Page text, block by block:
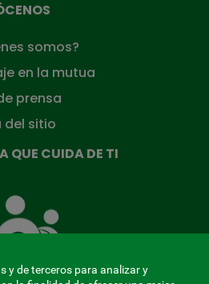
somos?
en la mutua
prensa
del sitio
QUE CUIDA DE TI
y de terceros para analizar y